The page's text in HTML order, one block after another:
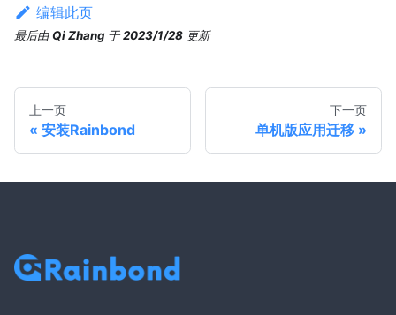
编辑此页
最后由Qi Zhang 于2023/1/28 更新
上一页
安装Rainbond
下一页
单机版应用迁移